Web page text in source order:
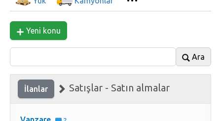
Yeni konu
Ara
İlanlar Satışlar - Satın almalar